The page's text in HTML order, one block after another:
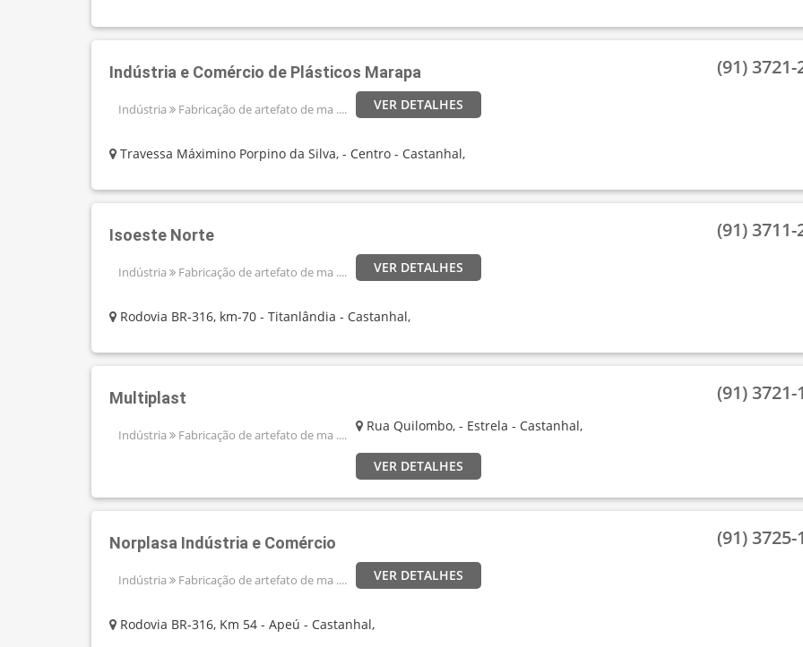
Indústria e Comércio de Plásticos Marapa
Indústria Fabricação de artefato de ma ....
Travessa Máximino Porpino da Silva, - Centro - Castanhal,
VER DETALHES
(91) 3721-
Isoeste Norte
Indústria Fabricação de artefato de ma ....
Rodovia BR-316, km-70 - Titanlândia - Castanhal,
VER DETALHES
(91) 3711-
Multiplast
Indústria Fabricação de artefato de ma ....
Rua Quilombo, - Estrela - Castanhal,
VER DETALHES
(91) 3721-
Norplasa Indústria e Comércio
Indústria Fabricação de artefato de ma ....
Rodovia BR-316, Km 54 - Apeú - Castanhal,
VER DETALHES
(91) 3725-